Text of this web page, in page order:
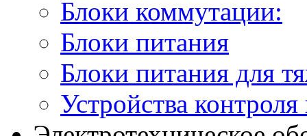
Блоки коммутации:
Блоки питания
Блоки питания для
Устройства